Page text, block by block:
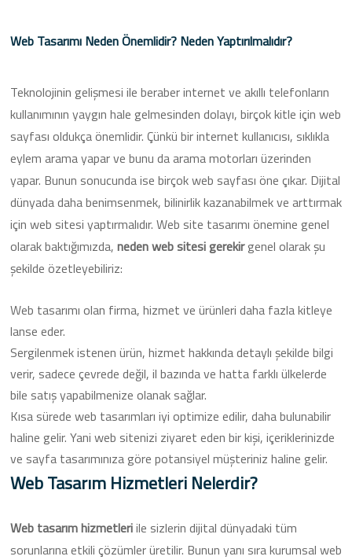
Web Tasarımı Neden Önemlidir? Neden Yaptırılmalıdır?
Teknolojinin gelişmesi ile beraber internet ve akıllı telefonların
kullanımının yaygın hale gelmesinden dolayı, birçok kitle için web
sayfası oldukça önemlidir. Çünkü bir internet kullanıcısı, sıklıkla
eylem arama yapar ve bunu da arama motorları üzerinden
yapar. Bunun sonucunda ise birçok web sayfası öne çıkar. Dijital
dünyada daha benimsenmek, bilinirlik kazanabilmek ve arttırmak
için web sitesi yaptırmalıdır. Web site tasarımı önemine genel
olarak baktığımızda, neden web sitesi gerekirgenel olarak şu
şekilde özetleyebiliriz:
Web tasarımı olan firma, hizmet ve ürünleri daha fazla kitleye
lanse eder.
Sergilenmek istenen ürün, hizmet hakkında detaylı şekilde bilgi
verir, sadece çevrede değil, il bazında ve hatta farklı ülkelerde
bile satış yapabilmenize olanak sağlar.
Kısa sürede web tasarımları iyi optimize edilir, daha bulunabilir
haline gelir. Yani web sitenizi ziyaret eden bir kişi, içeriklerinizde
ve sayfa tasarımınıza göre potansiyel müşteriniz haline gelir.
Web Tasarım Hizmetleri Nelerdir?
Web tasarım hizmetleriile sizlerin dijital dünyadaki tüm
sorunlarına etkili çözümler üretilir. Bunun yanı sıra kurumsal web